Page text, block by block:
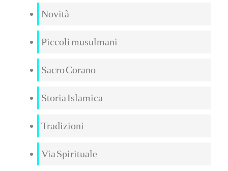
Novità
Piccoli musulmani
Sacro Corano
Storia Islamica
Tradizioni
Via Spirituale